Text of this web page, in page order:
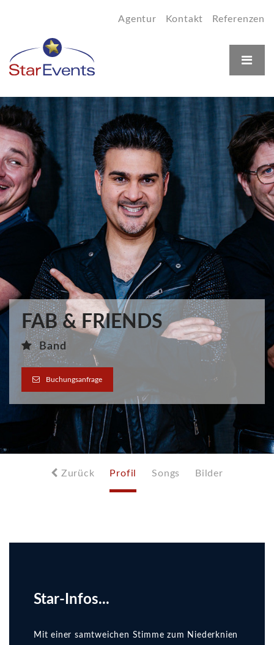
Agentur Kontakt Referenzen
FAB & FRIENDS
Band
Buchungsanfrage
Zurück Profil Songs Bilder
Star-Infos...
Mit einer samtweichen Stimme zum Niederknien